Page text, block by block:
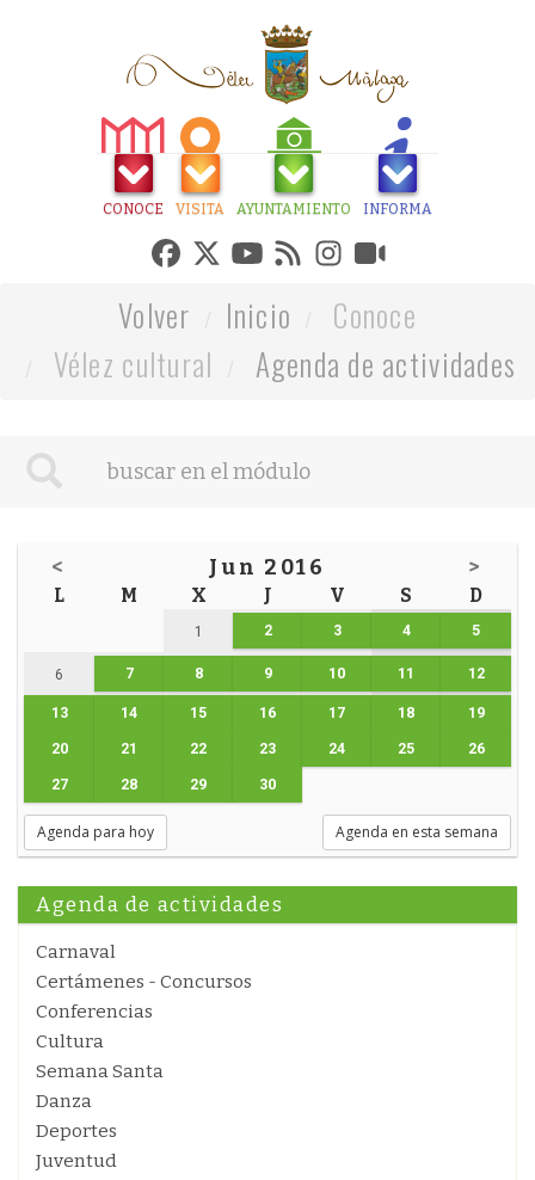
CONOCE VISITA AYUNTAMIENTO INFORMA
Volver Inicio
Conoce
Vélez cultural
Agenda de actividades
< Jun 2016 >
L M X J V S D
1 2 3 4 5
6 7 8 9 10 11 12
13 14 15 16 17 18 19
20 21 22 23 24 25 26
27 28 29 30
Agenda para hoy Agenda en esta semana
Agenda de actividades
Carnaval
Certámenes - Concursos
Conferencias
Cultura
Semana Santa
Danza
Deportes
Juventud